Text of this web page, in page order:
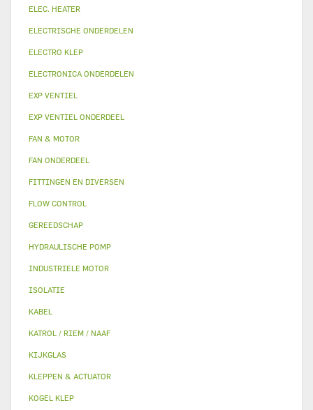
ELEC. HEATER
ELECTRISCHE ONDERDELEN
ELECTRO KLEP
ELECTRONICA ONDERDELEN
EXP VENTIEL
EXP VENTIEL ONDERDEEL
FAN & MOTOR
FAN ONDERDEEL
FITTINGEN EN DIVERSEN
FLOW CONTROL
GEREEDSCHAP
HYDRAULISCHE POMP
INDUSTRIELE MOTOR
ISOLATIE
KABEL
KATROL / RIEM / NAAF
KIJKGLAS
KLEPPEN & ACTUATOR
KOGEL KLEP